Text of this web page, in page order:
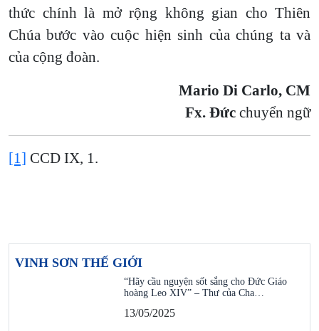
thức chính là mở rộng không gian cho Thiên
Chúa bước vào cuộc hiện sinh của chúng ta và
của cộng đoàn.
Mario Di Carlo, CM
Fx. Đức chuyển ngữ
[1] CCD IX, 1.
VINH SƠN THẾ GIỚI
“Hãy cầu nguyện sốt sắng cho Đức Giáo
hoàng Leo XIV” – Thư của Cha…
13/05/2025